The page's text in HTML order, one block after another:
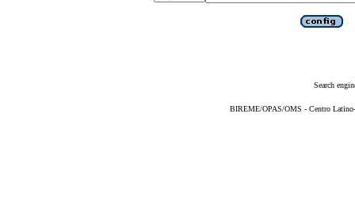
Search
BIREME/OPAS/OMS - Centro Latino-